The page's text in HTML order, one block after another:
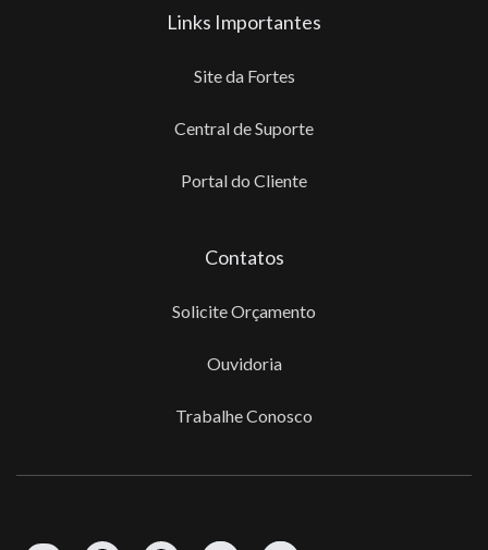
Links Importantes
Site da Fortes
Central de Suporte
Portal do Cliente
Contatos
Solicite Orçamento
Ouvidoria
Trabalhe Conosco